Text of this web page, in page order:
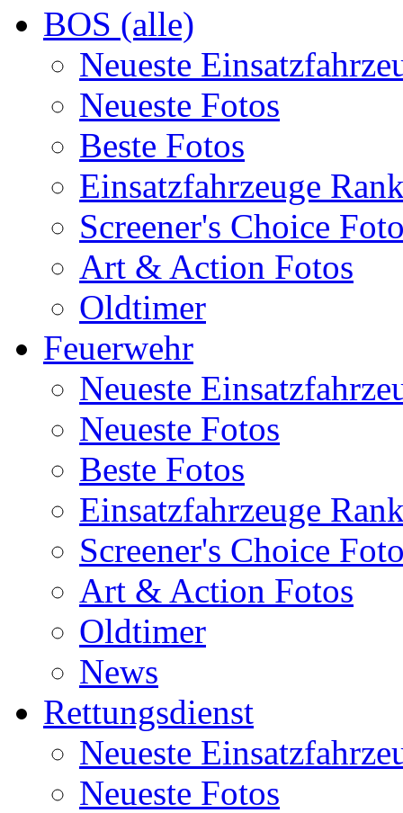
BOS (alle)
Neueste
Neueste Fotos
Beste Fotos
Einsatzfahrzeuge
Screener's Choice
Art & Action Fotos
Oldtimer
Feuerwehr
Neueste
Neueste Fotos
Beste Fotos
Einsatzfahrzeuge
Screener's Choice
Art & Action Fotos
Oldtimer
News
Rettungsdienst
Neueste
Neueste Fotos